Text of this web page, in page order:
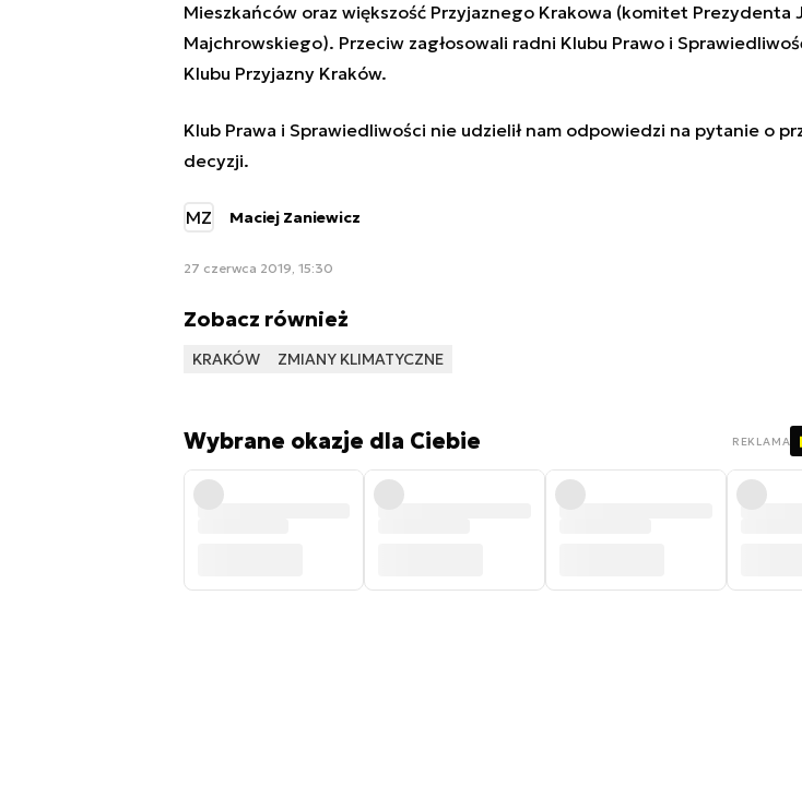
Mieszkańców oraz większość Przyjaznego Krakowa (komitet Prezydenta
Majchrowskiego). Przeciw zagłosowali radni Klubu Prawo i
Klubu Przyjazny Kraków.
Klub Prawa i Sprawiedliwości nie udzielił nam odpowiedzi na pytanie o
decyzji.
MZ Maciej Zaniewicz
27 czerwca 2019, 15:30
Zobacz również
KRAKÓW ZMIANY KLIMATYCZNE
Wybrane okazje dla Ciebie REKLAMA